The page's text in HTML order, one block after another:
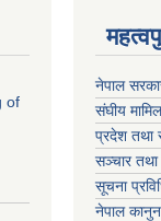
of
नेपाल
संघीय
प्रदेश तथा
सञ्चार तथा
सूचना
नेपाल